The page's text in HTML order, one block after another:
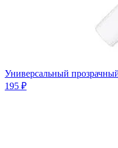
Универсальный
195 ₽